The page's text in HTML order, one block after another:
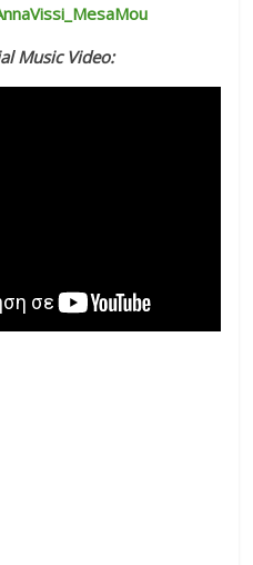
Music Video: